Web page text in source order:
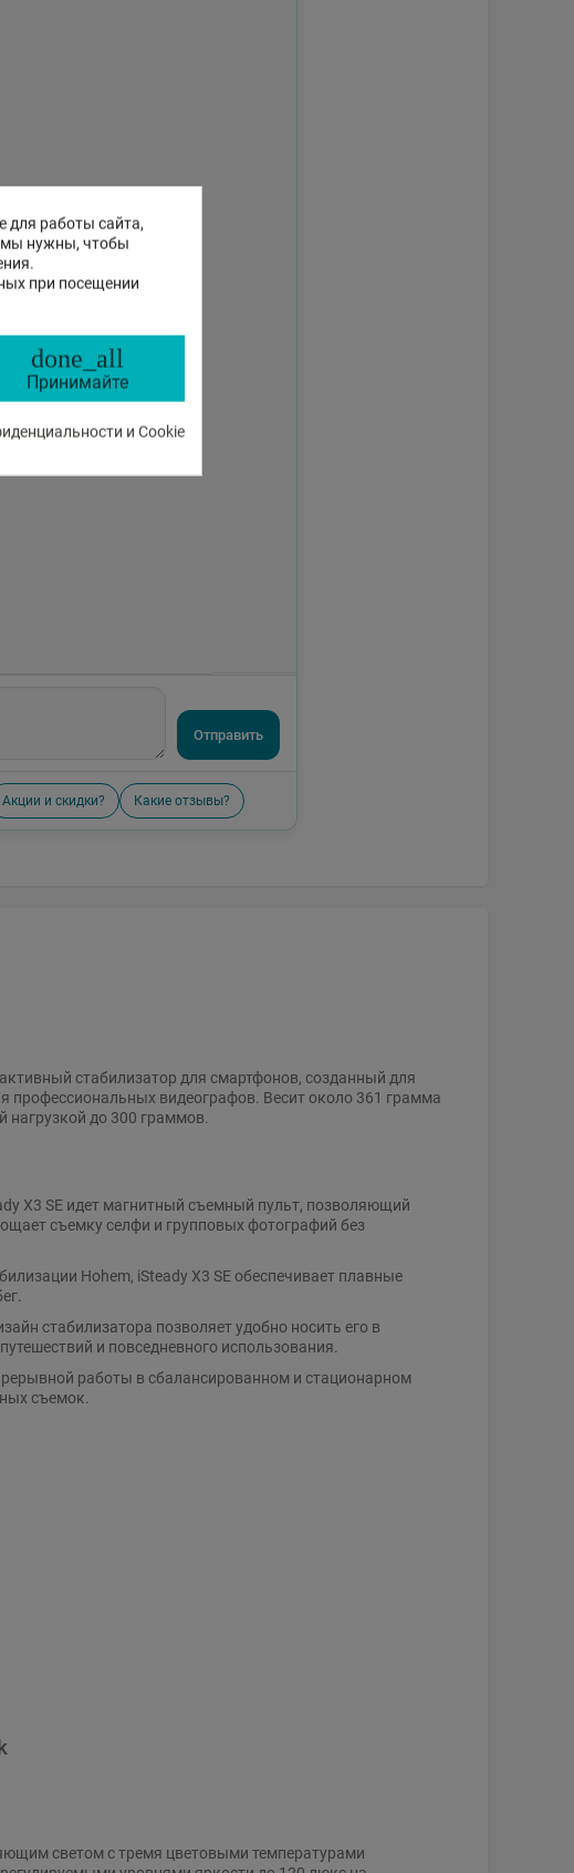
для работы сайта,
нужны, чтобы
при посещении
done_all
Принимайте
и Cookie
Отправить
Акции и скидки? Какие отзывы?
стабилизатор для смартфонов, созданный для
профессиональных видеографов. Весит около 361 грамма
до 300 граммов.
X3 SE идет магнитный съемный пульт, позволяющий
съемку селфи и групповых фотографий без
Hohem, iSteady X3 SE обеспечивает плавные
стабилизатора позволяет удобно носить его в
и повседневного использования.
работы в сбалансированном и стационарном
съемок.
светом с тремя цветовыми температурами